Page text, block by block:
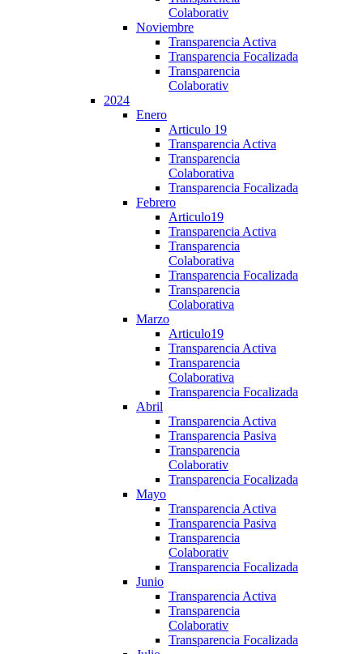
Colaborativ
Noviembre
Transparencia Activa
Transparencia Focalizada
Transparencia
Colaborativ
2024
Enero
Articulo 19
Transparencia Activa
Transparencia
Colaborativa
Transparencia Focalizada
Febrero
Articulo19
Transparencia Activa
Transparencia
Colaborativa
Transparencia Focalizada
Transparencia
Colaborativa
Marzo
Articulo19
Transparencia Activa
Transparencia
Colaborativa
Transparencia Focalizada
Abril
Transparencia Activa
Transparencia Pasiva
Transparencia
Colaborativ
Transparencia Focalizada
Mayo
Transparencia Activa
Transparencia Pasiva
Transparencia
Colaborativ
Transparencia Focalizada
Junio
Transparencia Activa
Transparencia
Colaborativ
Transparencia Focalizada